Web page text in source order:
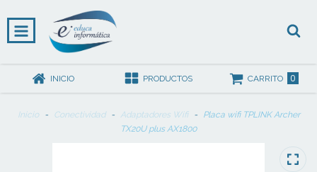
INICIO PRODUCTOS CARRITO 0
Inicio - Conectividad - Adaptadores Wifi -
Placa wifi TPLINK Archer
TX20U plus AX1800